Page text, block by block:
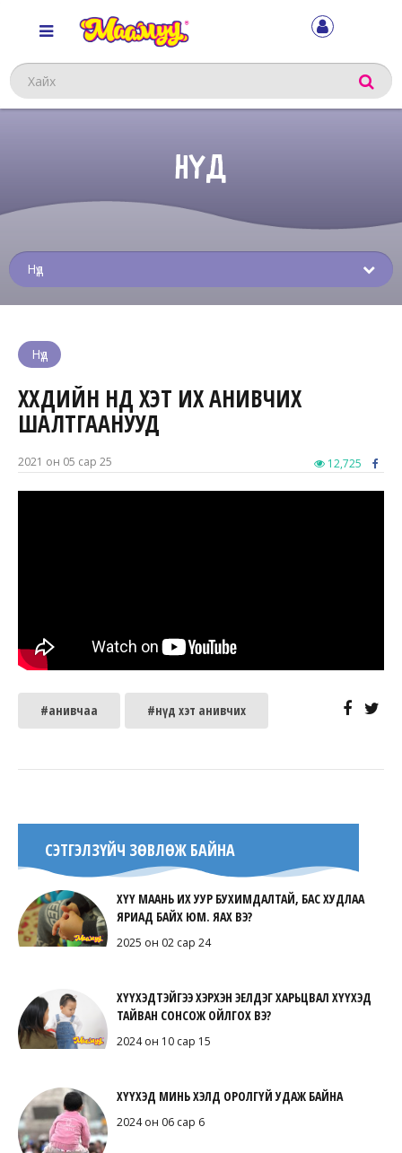
Хайх
НҮД
Нүд
ХҮҮХДИЙН НҮД ХЭТ ИХ АНИВЧИХ
ШАЛТГААНУУД
2021 он 05 сар 25 12,725
#анивчаа #нүд хэт анивчих
СЭТГЭЛЗҮЙЧ ЗӨВЛӨЖ БАЙНА
ХҮҮ МААНЬ ИХ УУР БУХИМДАЛТАЙ, БАС ХУДЛАА
ЯРИАД БАЙХ ЮМ. ЯАХ ВЭ?
2025 он 02 сар 24
ХҮҮХЭДТЭЙГЭЭ ХЭРХЭН ЭЕЛДЭГ ХАРЬЦВАЛ ХҮҮХЭД
ТАЙВАН СОНСОЖ ОЙЛГОХ ВЭ?
2024 он 10 сар 15
ХҮҮХЭД МИНЬ ХЭЛД ОРОЛГҮЙ УДАЖ БАЙНА
2024 он 06 сар 6